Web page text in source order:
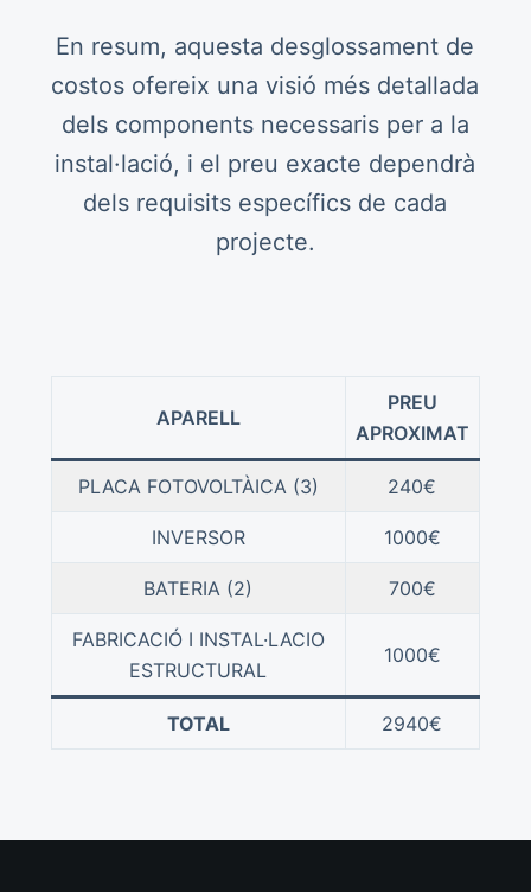
En resum, aquesta desglossament de
costos ofereix una visió més detallada
dels components necessaris per a la
instal·lació, i el preu exacte dependrà
dels requisits específics de cada
projecte.
APARELL
PREU
APROXIMAT
PLACA FOTOVOLTÀICA (3) 240€
INVERSOR 1000€
BATERIA (2) 700€
FABRICACIÓ I INSTAL·LACIO
ESTRUCTURAL
1000€
TOTAL 2940€